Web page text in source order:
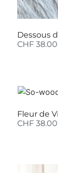
Dessous
CHF 38.00
Fleur de
CHF 38.00